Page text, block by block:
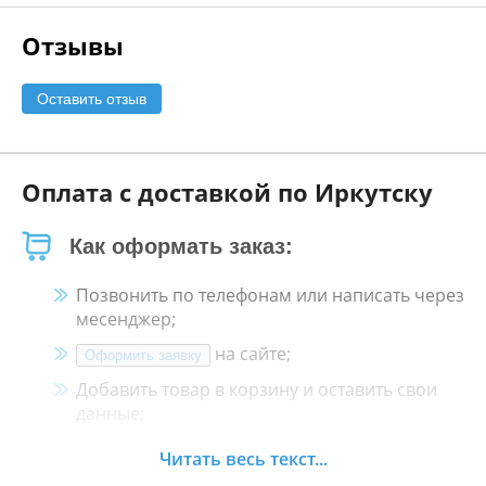
Отзывы
Оставить отзыв
Оплата с доставкой по Иркутску
Как оформать заказ:
Позвонить по телефонам или написать через
месенджер;
Оформить заявку
на сайте;
Добавить товар в корзину и оставить свои
данные;
Менеджер свяжется с Вами в течение 30
Читать весь текст...